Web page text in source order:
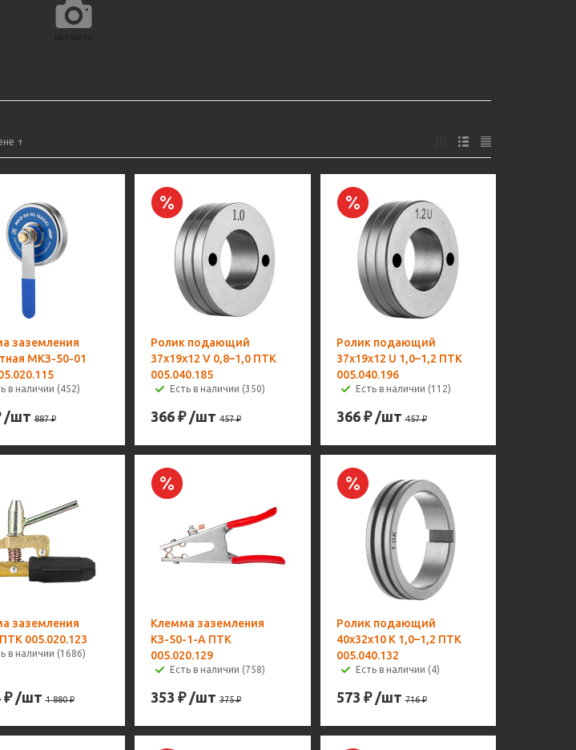
заземления
МКЗ-50-01
в наличии (452)
/шт 887₽
Ролик подающий
37х19х12 V 0,8–1,0 ПТК
005.040.185
Есть в наличии (350)
366 ₽ /шт 457₽
Ролик подающий
37х19х12 U 1,0–1,2 ПТК
005.040.196
Есть в наличии (112)
366₽ /шт 457₽
заземления
005.020.123
в наличии (1686)
₽ /шт 1 880₽
Клемма заземления
КЗ-50-1-А ПТК
005.020.129
Есть в наличии (758)
353 ₽ /шт 375₽
Ролик подающий
40х32х10 K 1,0–1,2 ПТК
005.040.132
Есть в наличии (4)
573 ₽ /шт 716₽